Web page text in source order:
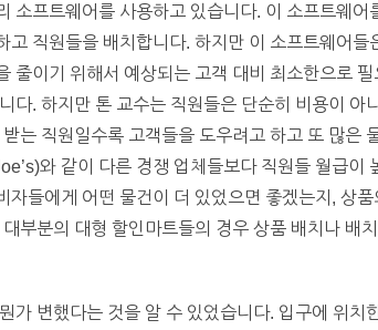
소프트웨어를 사용하고 있습니다. 이 소프트웨
고 직원들을 배치합니다. 하지만 이 소프트웨어
줄이기 위해서 예상되는 고객 대비 최소한으로
다. 하지만 톤 교수는 직원들은 단순히 비용이
는 직원일수록 고객들을 도우려고 하고 또 많은
와 같이 다른 경쟁 업체들보다 직원들 월급이
자들에게 어떤 물건이 더 있었으면 좋겠는지, 상
부분의 대형 할인마트들의 경우 상품 배치나 배
가 변했다는 것을 알 수 있었습니다. 입구에 위